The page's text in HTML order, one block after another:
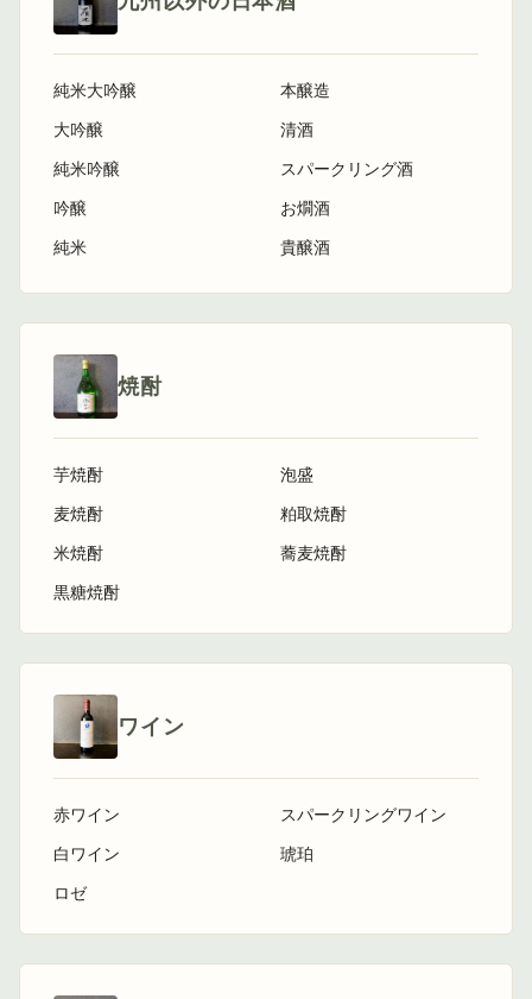
純米大吟醸
大吟醸
純米吟醸
吟醸
純米
本醸造
清酒
スパークリング酒
お燗酒
貴醸酒
焼酎
芋焼酎
麦焼酎
米焼酎
黒糖焼酎
泡盛
粕取焼酎
蕎麦焼酎
ワイン
赤ワイン
白ワイン
ロゼ
スパークリングワイン
琥珀